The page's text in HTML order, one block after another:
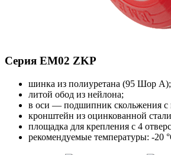
Серия EM02 ZKP
шинка из полиуретана (95 Шор А);
литой обод из нейлона;
в оси — подшипник скольжения с
кронштейн из оцинкованной
площадка для крепления с 4
рекомендуемые температуры: -20